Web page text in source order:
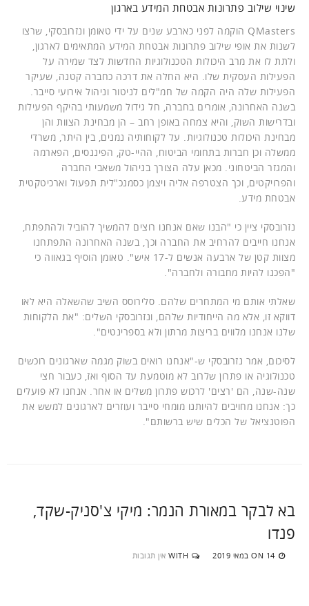
שינוי שילוב פתרונות אבטחת המידע בארגון
QMasters הוקמה לפני כארבע שנים על ידי טאומן ונזרובסקי, שרצו
לשנות את אופי שילוב פתרונות אבטחת המידע המתאימים לארגון,
ולתת לו את מרב היכולות הטכנולוגיות החדשות לצד שמירה על
הפעילות העסקית שלו. היא החלה את דרכה כחברה קטנה, שעיקר
הפעילות שלה היה הקמה של חמ"לים לניטור וניהול אירועי סייבר.
בשנה האחרונה, אומרים בחברה, חל גידול משמעותי בהיקף הפעילות
ובדרישות השוק, והיא צמחה באופן רחב – הן מבחינת הצוות והן
מבחינת היכולות טכנולוגיות. על לקוחותיה נמנים, בין היתר, משרדי
ממשלה וכן חברות בתחומי הביטוח, ההיי-טק, הפיננסים, הפארמה
והמגזר הביטחוני. מכאן עלה הצורך בניהול משאבי החברה
והפרויקטים, וכך הצטרפה אליה ויצמן כסמנכ"לית תפעול וארכיטקטית
אבטחת מידע.
נזרובסקי ציין כי "הבנו שאם אנחנו רוצים להמשיך להוביל ולהתפתח,
אנחנו חייבים להרחיב את החברה וכך, בשנה האחרונה התפתחנו
מצוות קטן של ארבעה אנשים ל-17 איש". טאומן הוסיף בגאווה כי
"הפכנו להיות מחבורה ולחברה".
שאלתי אותם מי המתחרים שלהם. סלירוסס השיב שהשאלה היא לאו
דווקא זו, אלא מה הייחודיות שלהם, ונזרובסקי השלים: "את הלקוחות
שלנו אנחנו מלווים בריצות מרתון ולא בספרינטים".
לסיכום, אמר נזרובסקי ש-"אנחנו רואים בשוק מגמה שארגונים רוכשים
טכנולוגיה או פתרון שלרוב לא מוטמעת עד הסוף ואז, כעבור חצי
שנה-שנה, הם 'רצים' לרכוש פתרון משלים או אחר. אנחנו לא פועלים
כך: אנחנו מחויבים להיותנו מומחי סייבר ועוזרים לארגונים למשש את
הפוטנציאל של הכלים שיש ברשותם".
בא לבקר במאורת הנמר: מיקי צ'סניק-שקד,
פנדו
ON 14 במאי 2019 WITH אין תגובות